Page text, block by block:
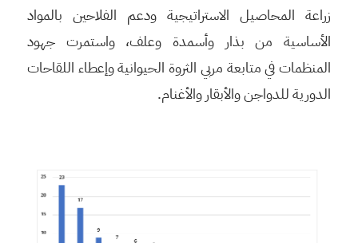
زراعة المحاصيل الاستراتيجية ودعم الفلاحين بالمواد
الأساسية من بذار وأسمدة وعلف، واستمرت جهود
المنظمات في متابعة مربي الثروة الحيوانية وإعطاء اللقاحات
الدورية للدواجن والأبقار والأغنام.